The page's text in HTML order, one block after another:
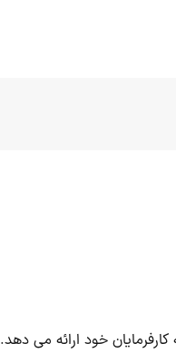
کارفرمایان خود ارائه می دهد.